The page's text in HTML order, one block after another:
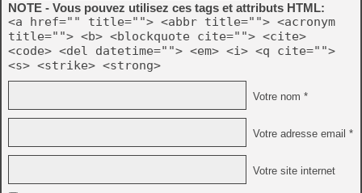
NOTE - Vous pouvez utilisez ces tags et attributs HTML:
<a href="" title=""> <abbr title=""> <acronym
title=""> <b> <blockquote cite=""> <cite>
<code> <del datetime=""> <em> <i> <q cite="">
<s> <strike> <strong>
Votre nom *
Votre adresse email *
Votre site internet